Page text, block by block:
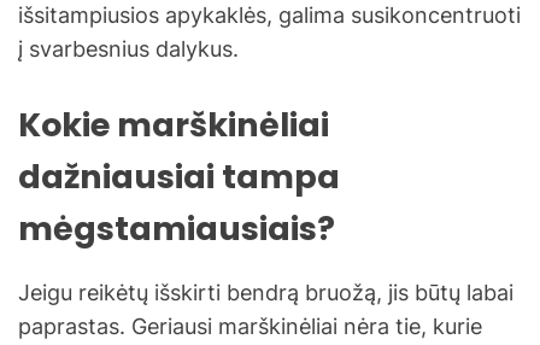
išsitampiusios apykaklės, galima susikoncentruoti
į svarbesnius dalykus.
Kokie marškinėliai
dažniausiai tampa
mėgstamiausiais?
Jeigu reikėtų išskirti bendrą bruožą, jis būtų labai
paprastas. Geriausi marškinėliai nėra tie, kurie